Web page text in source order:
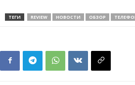
ТЕГИ REVIEW НОВОСТИ ОБЗОР